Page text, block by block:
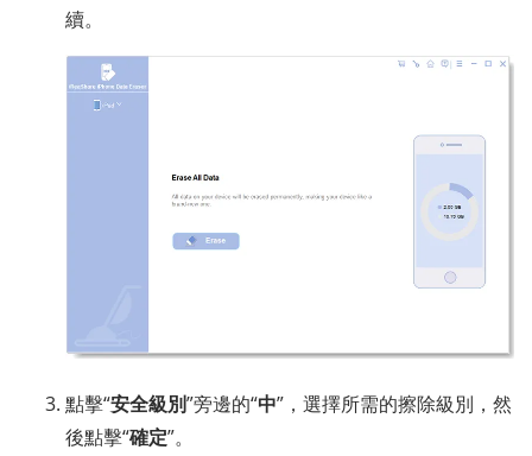
續。
點擊“安全級別”旁邊的“中”，選擇所需的擦除級別，然
後點擊“確定”。